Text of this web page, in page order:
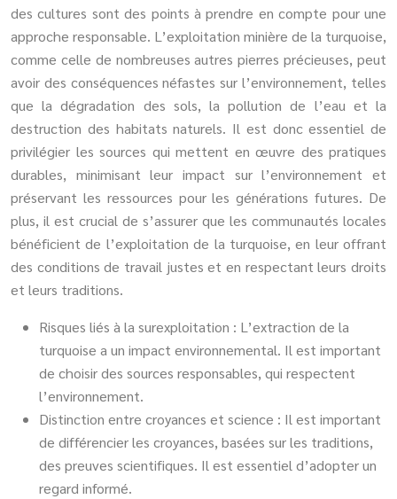
des cultures sont des points à prendre en compte pour une
approche responsable. L’exploitation minière de la turquoise,
comme celle de nombreuses autres pierres précieuses, peut
avoir des conséquences néfastes sur l’environnement, telles
que la dégradation des sols, la pollution de l’eau et la
destruction des habitats naturels. Il est donc essentiel de
privilégier les sources qui mettent en œuvre des pratiques
durables, minimisant leur impact sur l’environnement et
préservant les ressources pour les générations futures. De
plus, il est crucial de s’assurer que les communautés locales
bénéficient de l’exploitation de la turquoise, en leur offrant
des conditions de travail justes et en respectant leurs droits
et leurs traditions.
Risques liés à la surexploitation : L’extraction de la
turquoise a un impact environnemental. Il est important
de choisir des sources responsables, qui respectent
l’environnement.
Distinction entre croyances et science : Il est important
de différencier les croyances, basées sur les traditions,
des preuves scientifiques. Il est essentiel d’adopter un
regard informé.